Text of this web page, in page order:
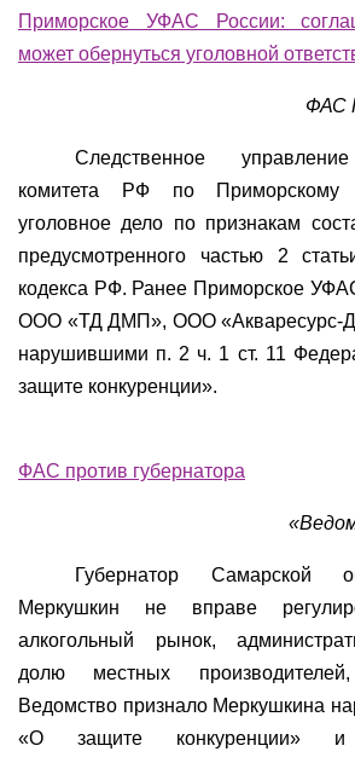
Приморское УФАС России:
может обернуться уголовной
ФАС
Следственное
комитета РФ по Приморскому
уголовное дело по признакам
предусмотренного частью 2
кодекса РФ. Ранее Приморское
ООО «ТД ДМП», ООО «Акваресурс-
нарушившими п. 2 ч. 1 ст. 11
защите конкуренции».
ФАС против губернатора
Губернатор Самарской
Меркушкин не вправе
алкогольный рынок,
долю местных
Ведомство признало Меркушкина
«О защите конкуренции»